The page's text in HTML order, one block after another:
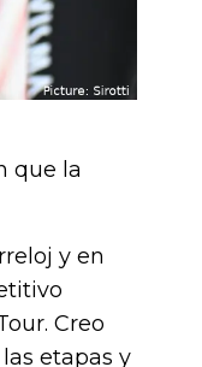
que la
y en
Creo
etapas y